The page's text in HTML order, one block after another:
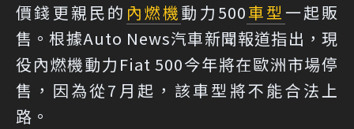
價錢更親民的 內燃機動力500車型一起販
售。根據Auto News汽車新聞報道指出，現
役內燃機動力Fiat 500今年將在歐洲市場停
售，因為從7月起，該車型將不能合法上
路。